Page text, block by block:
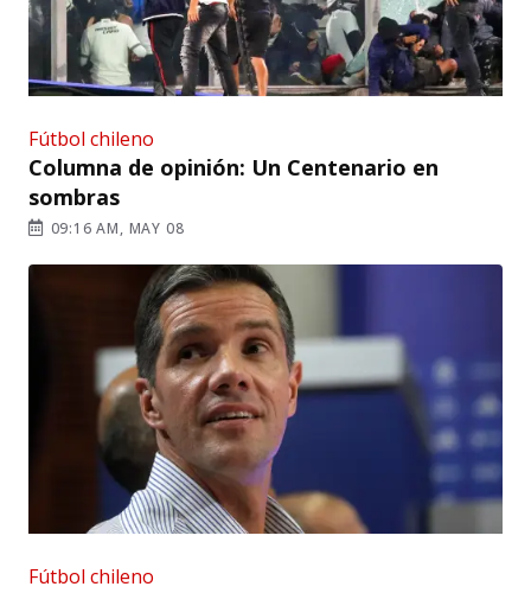
Fútbol chileno
Columna de opinión: Un Centenario en
sombras
09:16 AM, MAY 08
Fútbol chileno